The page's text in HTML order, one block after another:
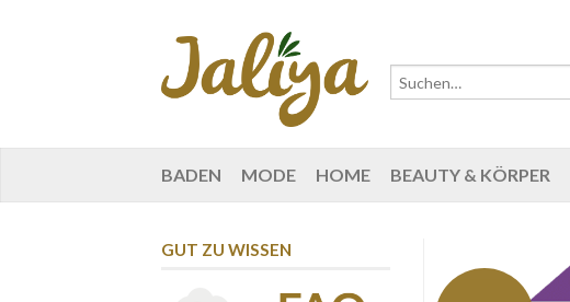
BADEN MODE HOME BEAUTY & KÖRPER
GUT ZU WISSEN